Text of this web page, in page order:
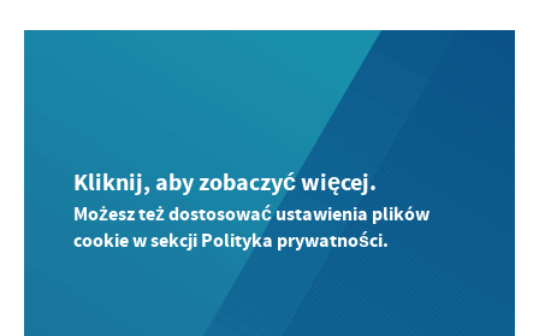
Kliknij, aby zobaczyć więcej.
Możesz też dostosować ustawienia plików
cookie w sekcji Polityka prywatności.